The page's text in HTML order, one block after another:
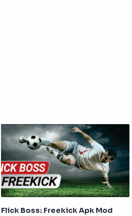
Flick Boss: Freekick Apk Mod